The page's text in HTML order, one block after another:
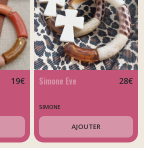
19€ Simone Eve 28€
SIMONE
AJOUTER